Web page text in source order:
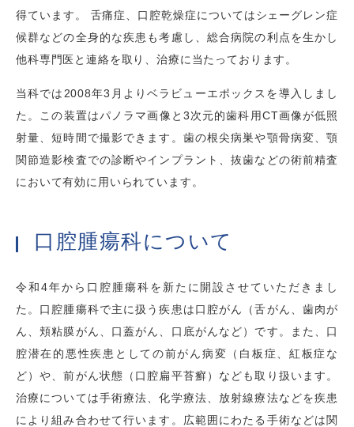
得ています。 舌痛症、口腔乾燥症についてはシェーグレン症
候群などの全身的な疾患も考慮し、総合病院の利点を生かし
他科専門医と連絡を取り、治療に当たっております。
当科では2008年3月よりベラビューエポックスを導入しまし
た。この装置はパノラマ画像と3次元的歯科用CT画像が低照
射量、短時間で撮影できます。歯の根尖病巣や顎骨病変、顎
関節造影検査での診断やインプラント、抜歯などの術前精査
において有効に用いられています。
口腔腫瘍科について
令和4年から口腔腫瘍科を新たに開設させていただきまし
た。口腔腫瘍科で主に扱う疾患は口腔がん（舌がん、歯肉が
ん、頬粘膜がん、口蓋がん、口底がんなど）です。また、口
腔潜在的悪性疾患としての前がん病変（白板症、紅板症な
ど）や、前がん状態（口腔扁平苔癬）なども取り扱います。
治療については手術療法、化学療法、放射線療法などを疾患
により組み合わせて行います。広範囲にわたる手術などは関